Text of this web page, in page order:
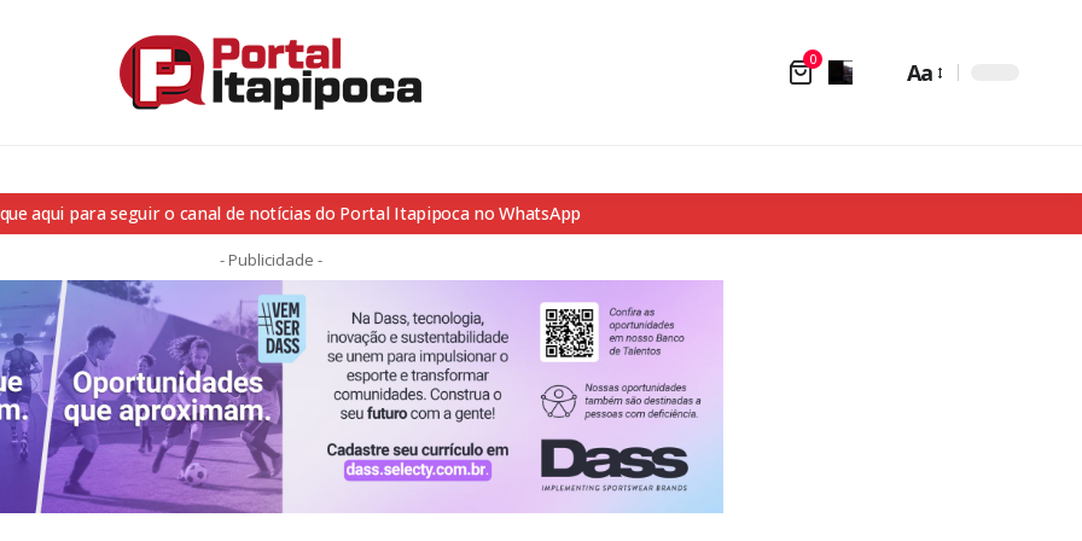
0 Aa
aqui para seguir o canal de notícias do Portal Itapipoca no WhatsApp
- Publicidade -